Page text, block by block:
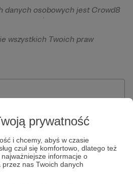
prywatność
i chcemy, abyś w czasie
czuł się komfortowo, dlatego też
informacje o
nas Twoich danych
danych osobowych jest Crowd8
ul. Żwirki i Wigury 16, 02-
osobowe będą przetwarzane w
umowy zawartej z Tobą, w
dokonywania oraz
naszej platformie oraz
wszystkich Twoich praw
o ochronie
zautomatyzowanemu
tym profilowaniu, a także prawo
osób niepełnoletnich możliwa
formularza "Zgodna na
niepełnoletnią", formularz
regulaminu Patronite.pl.